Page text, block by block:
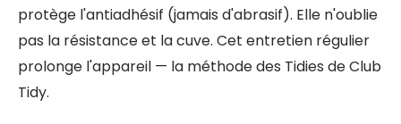
protège l'antiadhésif (jamais d'abrasif). Elle n'oublie
pas la résistance et la cuve. Cet entretien régulier
prolonge l'appareil — la méthode des Tidies de Club
Tidy.